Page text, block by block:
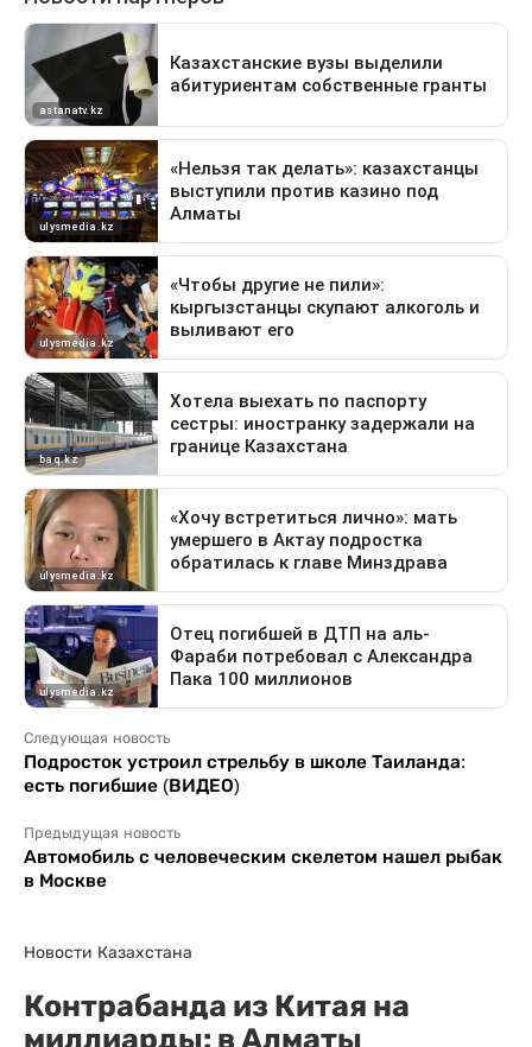
Следующая новость
Подросток устроил стрельбу в школе Таиланда:
есть погибшие (ВИДЕО)
Предыдущая новость
Автомобиль с человеческим скелетом нашел рыбак
в Москве
Новости Казахстана
Контрабанда из Китая на
миллиарды: в Алматы